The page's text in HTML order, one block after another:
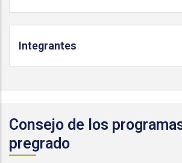
Integrantes
Consejo de los
pregrado